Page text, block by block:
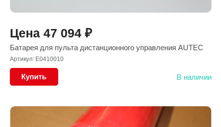
Цена 47 094 ₽
Батарея для пульта дистанционного управления AUTEC
Артикул: E0410010
Купить В наличии